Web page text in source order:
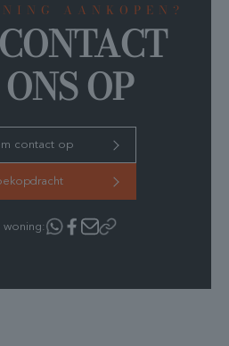
AANKOPEN?
OP
contact op